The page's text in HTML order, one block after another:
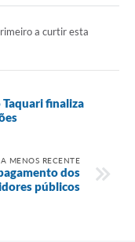
a curtir esta
finaliza
MENOS RECENTE
dos
públicos